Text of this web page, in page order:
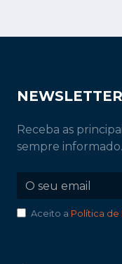
NEWSLETTER
Receba as
sempre informado.
Aceito a Política de